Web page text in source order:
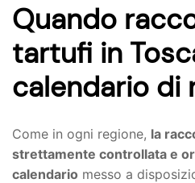
Quando
tartufi in
calendario di
Come in ogni regione, la
strettamente controllata e
calendario messo a